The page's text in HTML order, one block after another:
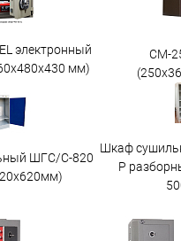
электронный
мм)
СМ-
ШГС/C-820
Шкаф
Р